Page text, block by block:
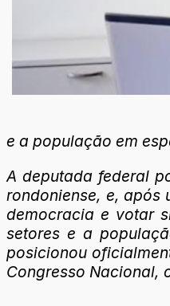
e a população em
A deputada federal
rondoniense, e, após
democracia e votar
setores e a
posicionou
Congresso Nacional,